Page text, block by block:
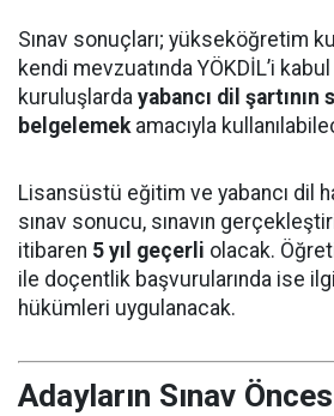
Sınav sonuçları; yükseköğretim
kendi mevzuatında YÖKDİL’i
kuruluşlarda yabancı dil şartının
belgelemekamacıyla
Lisansüstü eğitim ve yabancı dil
sınav sonucu, sınavın
itibaren 5 yıl geçerli olacak.
ile doçentlik başvurularında ise
hükümleri uygulanacak.
Adayların Sınav